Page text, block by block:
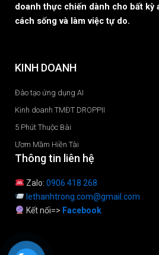
doanh thực chiến dành cho bất kỳ
cách sống và làm việc tự do.
KINH DOANH
Đào tạo ứng dụng AI
Kinh doanh TMĐT DROPPII
5 Phút Thuộc Bài
Ươm Mầm Hiền Tài
Thông tin liên hệ
Zalo: 0906 418 268
lethanhtrong.com@gmail.com
Kết nối=> Facebook